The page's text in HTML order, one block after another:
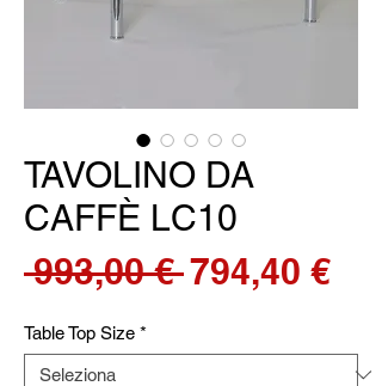
TAVOLINO DA
CAFFÈ LC10
993,00 € Prezzo
794,40 €
Table Top Size *